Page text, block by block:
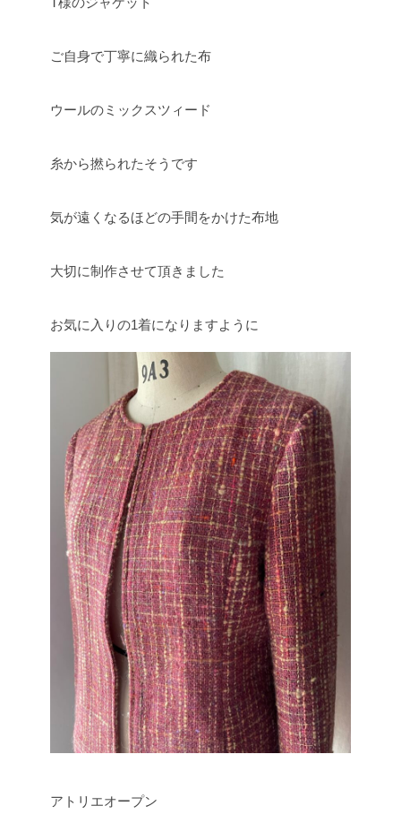
ご自身で丁寧に織られた布
ウールのミックスツィード
糸から撚られたそうです
気が遠くなるほどの手間をかけた布地
大切に制作させて頂きました
お気に入りの1着になりますように
アトリエオープン